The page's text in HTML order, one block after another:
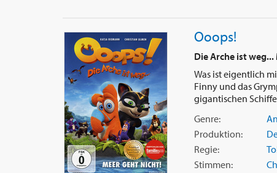
Ooops!
Die Arche ist
Was ist eigentlich
Finny und das
gigantischen
Genre:
Produktion:
Regie:
Stimmen: